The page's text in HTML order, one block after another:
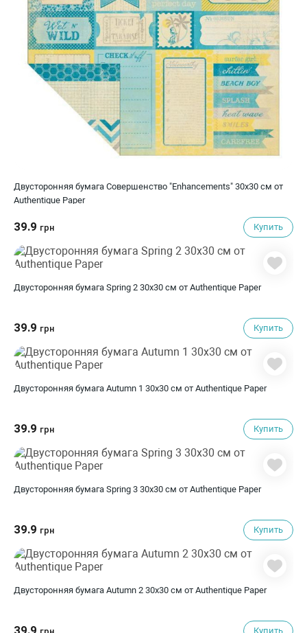
Двусторонняя бумага Совершенство "Enhancements" 30х30 см от
Authentique Paper
39.9 грн Купить
Двусторонняя бумага Spring 2 30х30 см от Authentique Paper
39.9 грн Купить
Двусторонняя бумага Autumn 1 30х30 см от Authentique Paper
39.9 грн Купить
Двусторонняя бумага Spring 3 30х30 см от Authentique Paper
39.9 грн Купить
Двусторонняя бумага Autumn 2 30х30 см от Authentique Paper
39.9 грн Купить